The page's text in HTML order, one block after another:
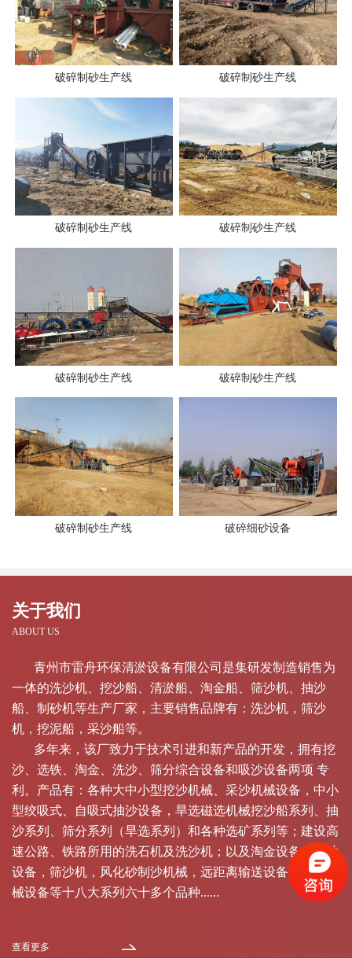
破碎制砂生产线 破碎制砂生产线
破碎制砂生产线 破碎制砂生产线
破碎制砂生产线 破碎制砂生产线
破碎制砂生产线 破碎细砂设备
关于我们
ABOUT US
青州市雷舟环保清淤设备有限公司是集研发制造销售为
一体的洗沙机、挖沙船、清淤船、淘金船、筛沙机、抽沙
船、制砂机等生产厂家，主要销售品牌有：洗沙机，筛沙
机，挖泥船，采沙船等。
多年来，该厂致力于技术引进和新产品的开发，拥有挖
沙、选铁、淘金、洗沙、筛分综合设备和吸沙设备两项 专
利。产品有：各种大中小型挖沙机械、采沙机械设备，中小
型绞吸式、自吸式抽沙设备，旱选磁选机械挖沙船系列、抽
沙系列、筛分系列（旱选系列）和各种选矿系列等；建设高
速公路、铁路所用的洗石机及洗沙机；以及淘金设备，运沙
设备，筛沙机，风化砂制沙机械，远距离输送设备，异型机
械设备等十八大系列六十多个品种......
查看更多